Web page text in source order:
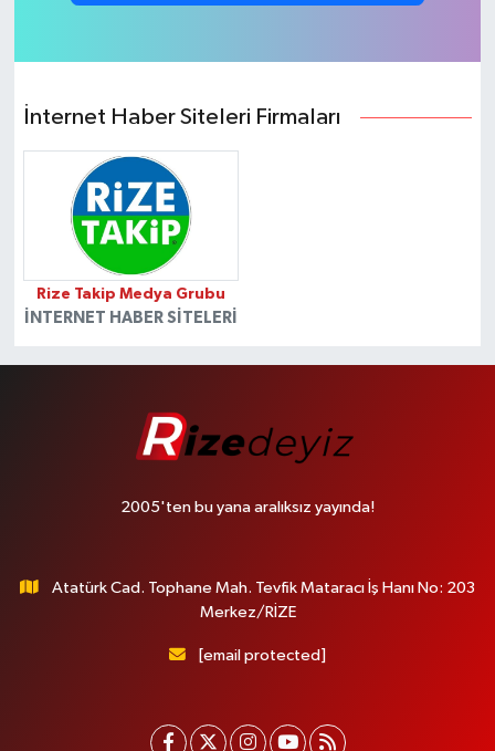
İnternet Haber Siteleri Firmaları
Rize Takip Medya Grubu
İNTERNET HABER SITELERI
2005'ten bu yana aralıksız yayında!
Atatürk Cad. Tophane Mah. Tevfik Mataracı İş Hanı No: 203
Merkez/RİZE
[email protected]